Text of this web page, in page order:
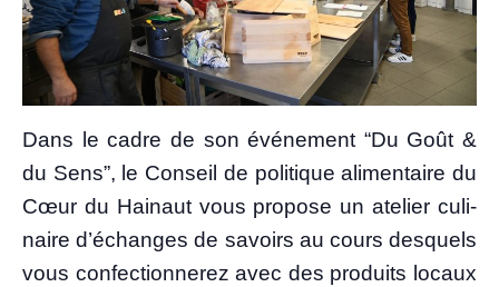
Dans le cadre de son évé­ne­ment “Du Goût &
du Sens”, le Conseil de poli­tique ali­men­taire du
Cœur du Hai­naut vous pro­pose un ate­lier culi­
naire d’échanges de savoirs au cours des­quels
vous confec­tion­ne­rez avec des pro­duits locaux